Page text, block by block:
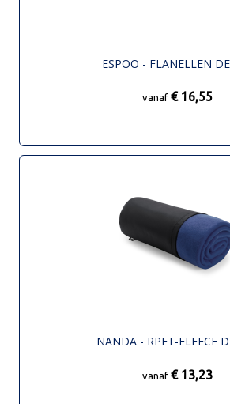
ESPOO - FLANELLEN
vanaf € 16,55
NANDA - RPET-FLEECE
vanaf € 13,23